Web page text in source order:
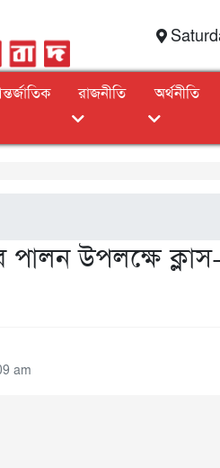
রাজনীতি অর্থনীতি
উপলক্ষে
am